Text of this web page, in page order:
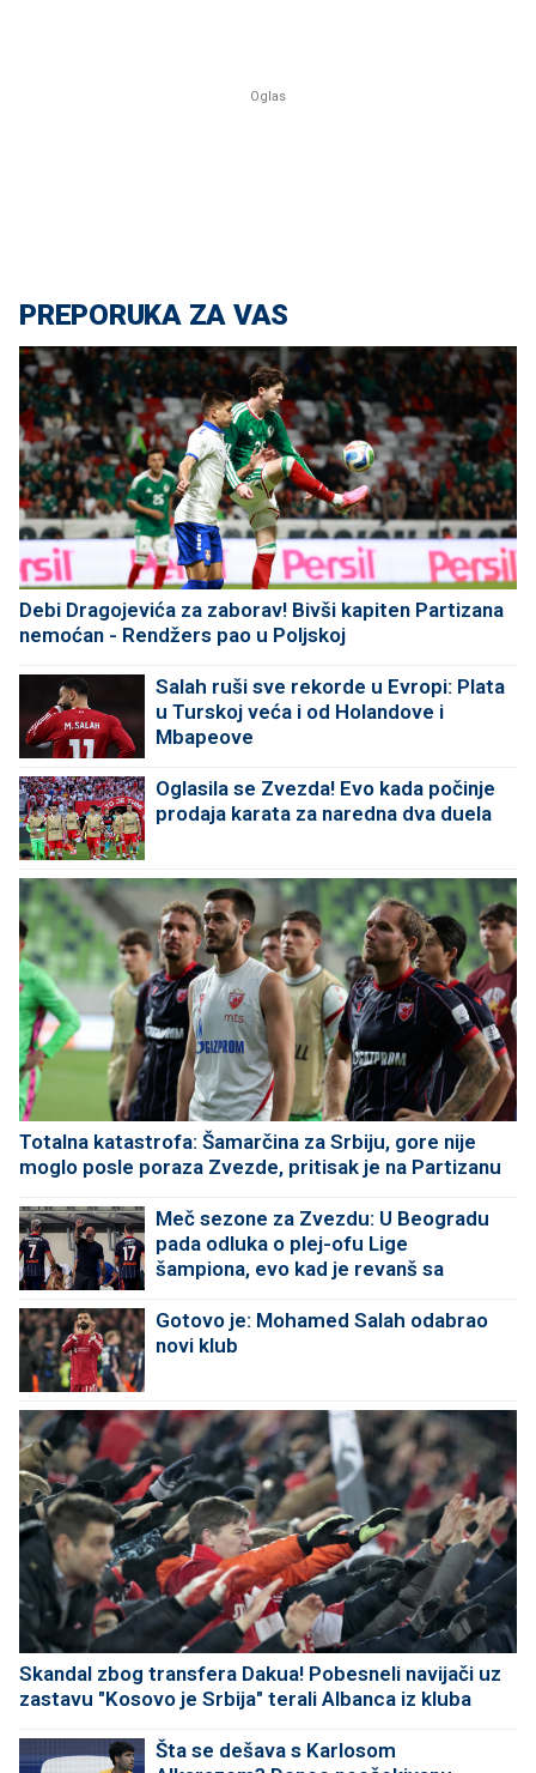
PREPORUKA ZA VAS
Debi Dragojevića za zaborav! Bivši kapiten Partizana
nemoćan - Rendžers pao u Poljskoj
Salah ruši sve rekorde u Evropi: Plata
u Turskoj veća i od Holandove i
Mbapeove
Oglasila se Zvezda! Evo kada počinje
prodaja karata za naredna dva duela
Totalna katastrofa: Šamarčina za Srbiju, gore nije
moglo posle poraza Zvezde, pritisak je na Partizanu
Meč sezone za Zvezdu: U Beogradu
pada odluka o plej-ofu Lige
šampiona, evo kad je revanš sa
Gotovo je: Mohamed Salah odabrao
novi klub
Skandal zbog transfera Dakua! Pobesneli navijači uz
zastavu "Kosovo je Srbija" terali Albanca iz kluba
Šta se dešava s Karlosom